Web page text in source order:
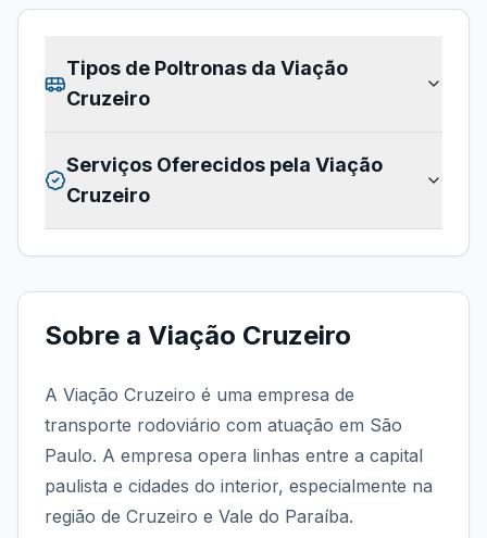
Tipos de Poltronas da Viação
Cruzeiro
Serviços Oferecidos pela Viação
Cruzeiro
Sobre a Viação Cruzeiro
A Viação Cruzeiro é uma empresa de
transporte rodoviário com atuação em São
Paulo. A empresa opera linhas entre a capital
paulista e cidades do interior, especialmente na
região de Cruzeiro e Vale do Paraíba.